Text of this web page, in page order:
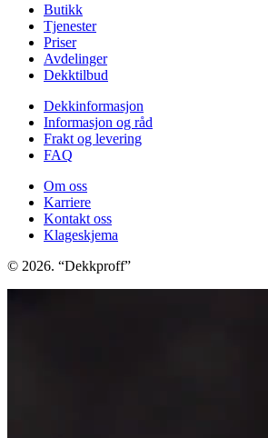
Butikk
Tjenester
Priser
Avdelinger
Dekktilbud
Dekkinformasjon
Informasjon og råd
Frakt og levering
FAQ
Om oss
Karriere
Kontakt oss
Klageskjema
© 2026. “Dekkproff”